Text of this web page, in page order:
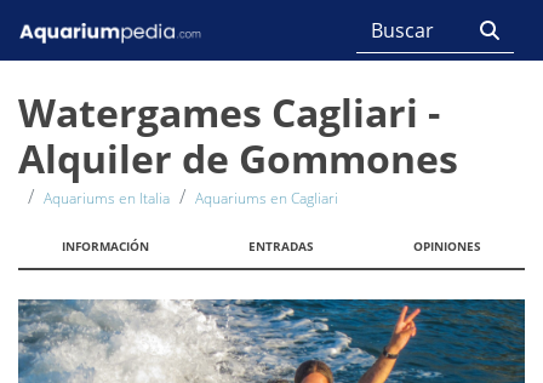
Watergames Cagliari -
Alquiler de Gommones
Aquariums en Italia Aquariums en Cagliari
INFORMACIÓN ENTRADAS OPINIONES